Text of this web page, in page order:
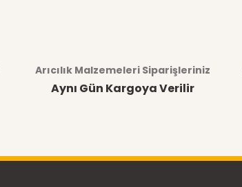
Arıcılık Malzemeleri Siparişleriniz
Aynı Gün Kargoya Verilir